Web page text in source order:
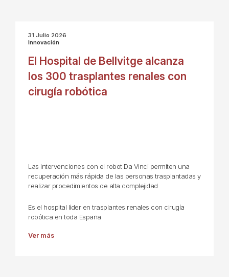
31 Julio 2026
Innovación
El Hospital de Bellvitge alcanza
los 300 trasplantes renales con
cirugía robótica
Las intervenciones con el robot Da Vinci permiten una
recuperación más rápida de las personas trasplantadas y
realizar procedimientos de alta complejidad
Es el hospital líder en trasplantes renales con cirugía
robótica en toda España
Ver más